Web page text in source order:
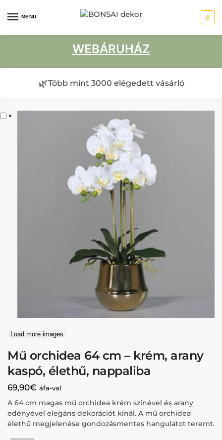
MENU 0
WEBÁRUHÁZ
🌿Több mint 3000 elégedett vásárló
Load more images
Mű orchidea 64 cm – krém, arany
kaspó, élethű, nappaliba
69,90€ áfa-val
A 64 cm magas mű orchidea krém színével és arany
edényével elegáns dekorációt kínál. A mű orchidea
élethű megjelenése gondozásmentes hangulatot teremt.